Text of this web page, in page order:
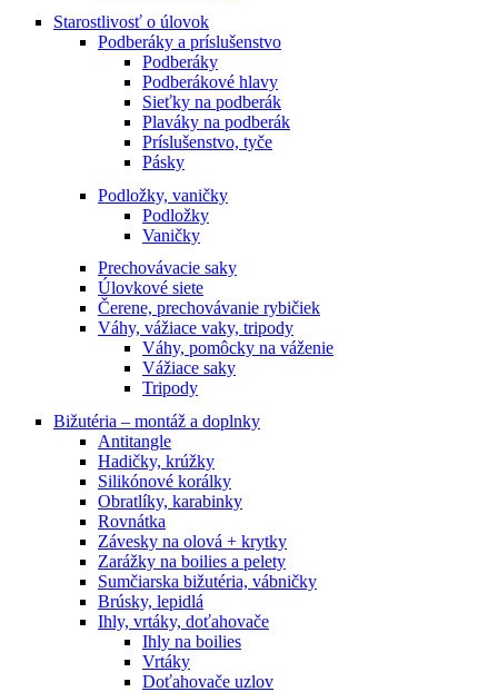
Starostlivosť o úlovok
Podberáky a príslušenstvo
Podberáky
Podberákové hlavy
Sieťky na podberák
Plaváky na podberák
Príslušenstvo, tyče
Pásky
Podložky, vaničky
Podložky
Vaničky
Prechovávacie saky
Úlovkové siete
Čerene, prechovávanie rybičiek
Váhy, vážiace vaky, tripody
Váhy, pomôcky na váženie
Vážiace saky
Tripody
Bižutéria – montáž a doplnky
Antitangle
Hadičky, krúžky
Silikónové korálky
Obratlíky, karabinky
Rovnátka
Závesky na olová + krytky
Zarážky na boilies a pelety
Sumčiarska bižutéria, vábničky
Brúsky, lepidlá
Ihly, vrtáky, doťahovače
Ihly na boilies
Vrtáky
Doťahovače uzlov